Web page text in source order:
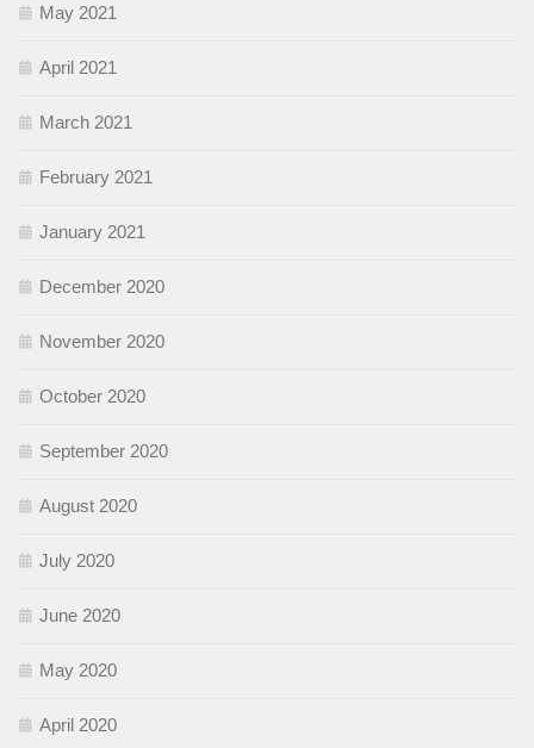
May 2021
April 2021
March 2021
February 2021
January 2021
December 2020
November 2020
October 2020
September 2020
August 2020
July 2020
June 2020
May 2020
April 2020